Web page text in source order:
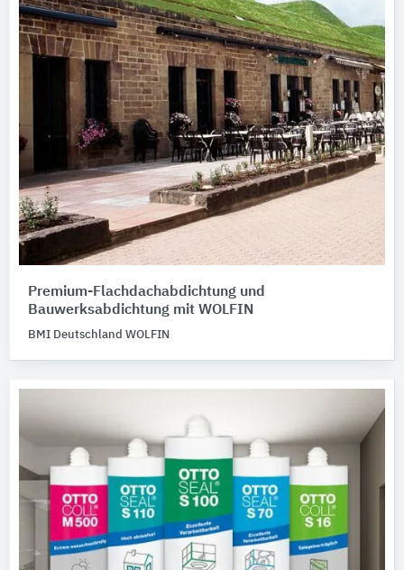
Premium-Flachdachabdichtung und
Bauwerksabdichtung mit WOLFIN
BMI Deutschland WOLFIN